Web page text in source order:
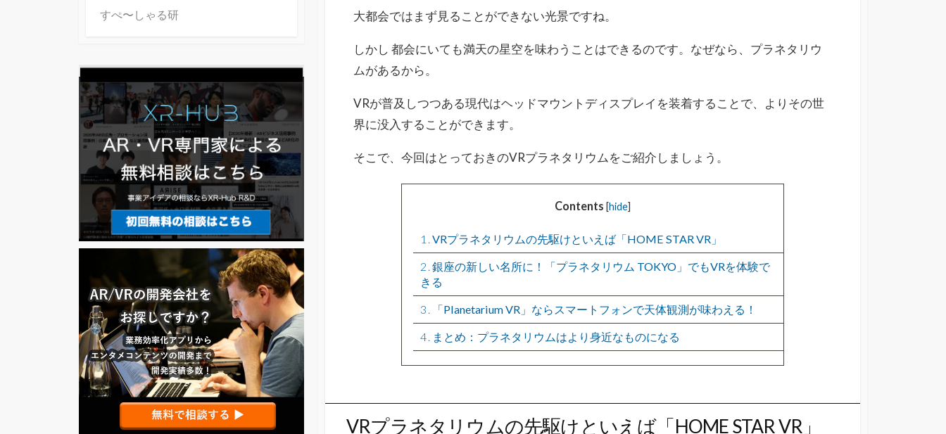
大都会ではまず見ることができない光景ですね。
しかし 都会にいても満天の星空を味わうことはできるのです。なぜなら、プラネタリウ
ムがあるから。
VRが普及しつつある現代はヘッドマウントディスプレイを装着することで、よりその世
界に没入することができます。
そこで、今回はとっておきのVRプラネタリウムをご紹介しましょう。
Contents [hide]
1 VRプラネタリウムの先駆けといえば「HOME STAR VR」
2 銀座の新しい名所に！「プラネタリウム TOKYO」でもVRを体験で
きる
3 「Planetarium VR」ならスマートフォンで天体観測が味わえる！
4 まとめ：プラネタリウムはより身近なものになる
VRプラネタリウムの先駆けといえば「HOME STAR VR」
すぺ〜しゃる研